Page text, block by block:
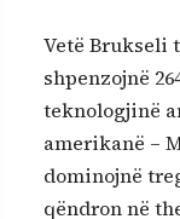
Vetë Brukseli
shpenzojnë
teknologjinë
amerikanë –
dominojnë
qëndron në